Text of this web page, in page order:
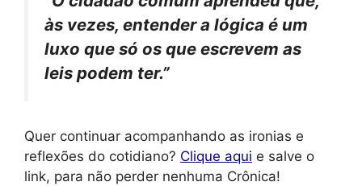
às vezes, entender a lógica é um
luxo que só os que escrevem as
leis podem ter.”
Quer continuar acompanhando as ironias e
reflexões do cotidiano? Clique aqui e salve o
link, para não perder nenhuma Crônica!